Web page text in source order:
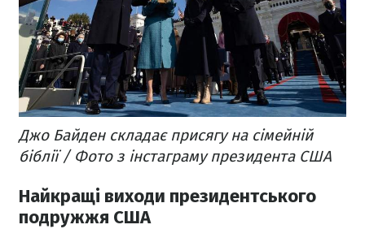
Джо Байден складає присягу на сімейній
біблії / Фото з інстаграму президента США
Найкращі виходи президентського
подружжя США